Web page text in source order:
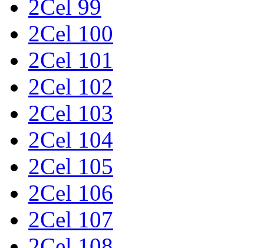
2Cel 99
2Cel 100
2Cel 101
2Cel 102
2Cel 103
2Cel 104
2Cel 105
2Cel 106
2Cel 107